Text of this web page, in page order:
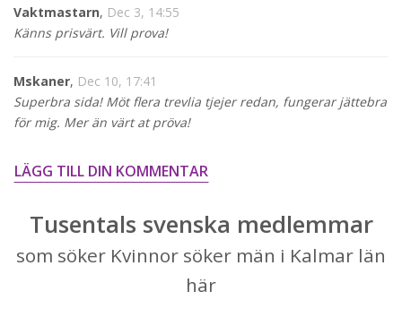
Vaktmastarn, Dec 3, 14:55
Känns prisvärt. Vill prova!
Mskaner, Dec 10, 17:41
Superbra sida! Möt flera trevlia tjejer redan, fungerar jättebra
för mig. Mer än värt at pröva!
LÄGG TILL DIN KOMMENTAR
Tusentals svenska medlemmar
som söker Kvinnor söker män i Kalmar län
här